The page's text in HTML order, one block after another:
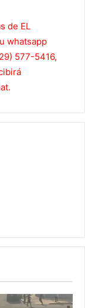
de EL
whatsapp
577-5416,